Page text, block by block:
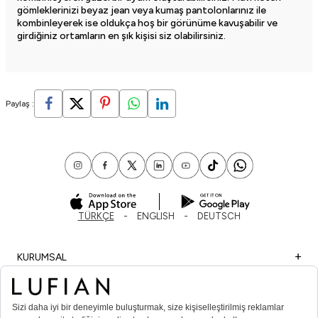
gömleklerinizi beyaz jean veya kumaş pantolonlarınız ile
kombinleyerek ise oldukça hoş bir görünüme kavuşabilir ve
girdiğiniz ortamların en şık kişisi siz olabilirsiniz.
Paylaş :
TÜRKÇE ENGLISH DEUTSCH
KURUMSAL
ALIŞVERİŞ
ÖNEMLİ BİLGİLER
ÜYE